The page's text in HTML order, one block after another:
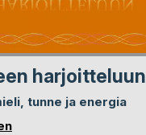
harjoitteluun
tunne ja energia